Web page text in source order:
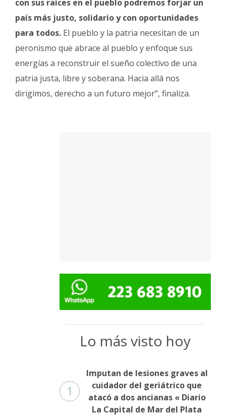
con sus raíces en el pueblo podremos forjar un
país más justo, solidario y con oportunidades
para todos. El pueblo y la patria necesitan de un
peronismo que abrace al pueblo y enfoque sus
energías a reconstruir el sueño colectivo de una
patria justa, libre y soberana. Hacia allá nos
dirigimos, derecho a un futuro mejor”, finaliza.
Lo más visto hoy
1
Imputan de lesiones graves al
cuidador del geriátrico que
atacó a dos ancianas « Diario
La Capital de Mar del Plata